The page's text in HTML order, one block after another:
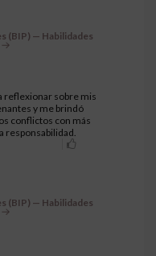
(BIP) — Habilidades
reflexionar sobre mis
y me brindó
conflictos con más
responsabilidad.
(BIP) — Habilidades